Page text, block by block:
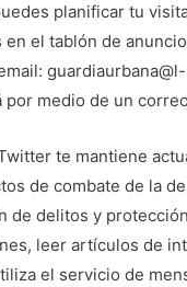
planificar tu
en el tablón de
por medio de un
te mantiene
de combate de la
de delitos y
leer artículos de
el servicio de